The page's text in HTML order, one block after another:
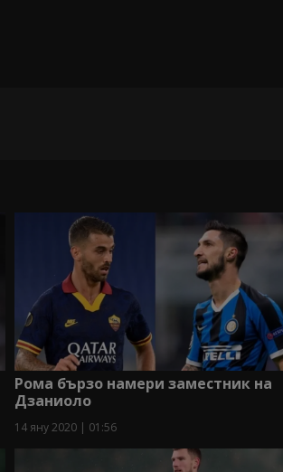
Рома бързо намери заместник на
Дзаниоло
14 яну 2020 | 01:56